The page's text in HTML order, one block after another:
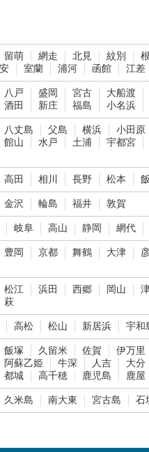
留萌 網走 北見 紋別
室蘭 浦河 函館 江差
八戸 盛岡 宮古
大船渡
酒田 新庄 福島 小名浜
八丈島 父島 横浜
小田原
館山 水戸 土浦
宇都宮
高田 相川 長野 松本
金沢 輪島 福井 敦賀
岐阜 高山 静岡 網代
豊岡 京都 舞鶴 大津
松江 浜田 西郷 岡山
萩
高松 松山 新居浜 宇和
飯塚 久留米 佐賀
伊万里
阿蘇乙姫 牛深 人吉
大分
都城 高千穂 鹿児島 鹿屋
久米島 南大東 宮古島 石